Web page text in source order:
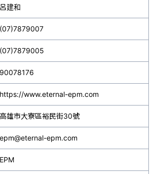
呂建和
(07)7879007
(07)7879005
90078176
https://www.eternal-epm.com
高雄市大寮區裕民街30號
epm@eternal-epm.com
EPM